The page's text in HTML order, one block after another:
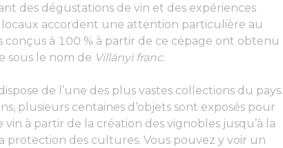
des dégustations de vin et des expériences
accordent une attention particulière au
conçus à 100 % à partir de ce cépage ont obtenu
sous le nom de Villányi franc.
de l’une des plus vastes collections du pays.
plusieurs centaines d’objets sont exposés pour
à partir de la création des vignobles jusqu’à la
protection des cultures. Vous pouvez y voir un